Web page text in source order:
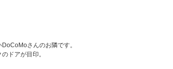
さんのお隣です。
ドアが目印。